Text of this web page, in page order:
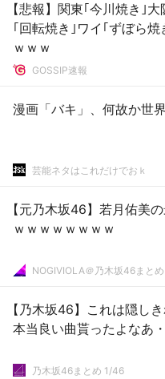
【悲報】関東｢今川焼き｣
｢回転焼き｣ワイ｢ずぼら
ｗｗｗ
GOSSIP速報
漫画「バキ」、何故か世
芸能ネタはこれだけでおｋ
【元乃木坂46】若月佑美
ｗｗｗｗｗｗｗｗ
NOGIVIOLA＠乃木坂46まとめ
【乃木坂46】これは隠し
本当良い曲貰ったよなあ
乃木坂46まとめ 1/46